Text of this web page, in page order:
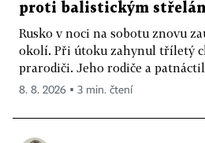
proti balistickým
Rusko v noci na sobotu znovu
okolí. Při útoku zahynul tříletý
prarodiči. Jeho rodiče a
8. 8. 2026 ▪ 3 min. čtení